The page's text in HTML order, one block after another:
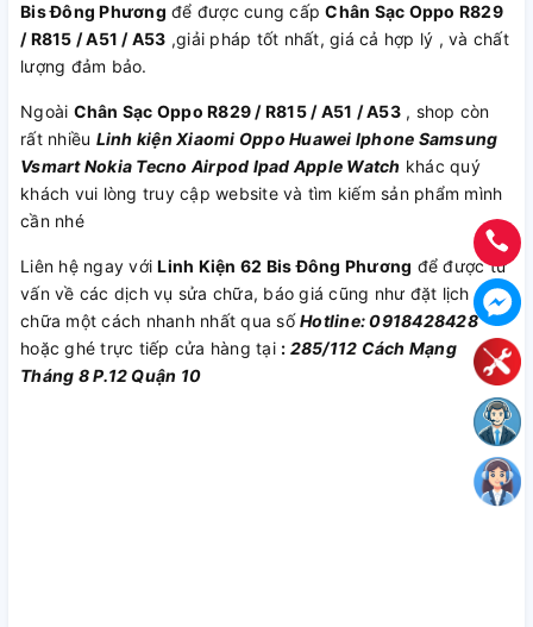
Bis Đông Phương để được cung cấpChân Sạc Oppo R829
/ R815 / A51 / A53 ,giải pháp tốt nhất, giá cả hợp lý , và chất
lượng đảm bảo.
Ngoài Chân Sạc Oppo R829 / R815 / A51 / A53, shop còn
rất nhiều Linh kiện Xiaomi Oppo Huawei Iphone Samsung
Vsmart Nokia Tecno Airpod Ipad Apple Watch khác quý
khách vui lòng truy cập website và tìm kiếm sản phẩm mình
cần nhé
Liên hệ ngay vớiLinh Kiện 62 Bis Đông Phương để được tư
vấn về các dịch vụ sửa chữa, báo giá cũng như đặt lịch sửa
chữa một cách nhanh nhất qua sốHotline: 0918428428
hoặc ghé trực tiếp cửa hàng tại : 285/112 Cách Mạng
Tháng 8 P.12 Quận 10